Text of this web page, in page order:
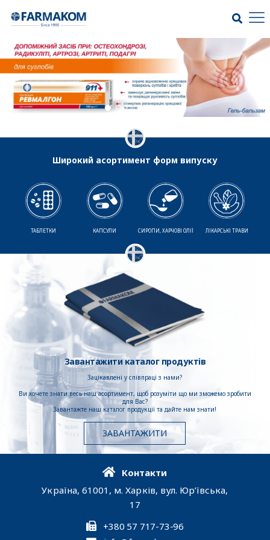
Широкий асортимент форм випуску
ТАБЛЕТКИ КАПСУЛИ СИРОПИ, ХАРЧОВІ ОЛІЇ ЛІКАРСЬКІ ТРАВИ
Завантажити каталог продуктів
Зацікавлені у співпраці з нами?
Ви хочете знати весь наш асортимент, щоб розуміти що ми зможемо зробити
для Вас?
Завантажте наш каталог продукції та дайте нам знати!
ЗАВАНТАЖИТИ
Контакти
Україна, 61001, м. Харків, вул. Юр’ївська,
17
+380 57 717-73-96